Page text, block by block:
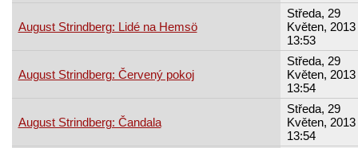
August Strindberg: Lidé na Hemsö
Středa, 29
Květen, 2013
13:53
August Strindberg: Červený pokoj
Středa, 29
Květen, 2013
13:54
August Strindberg: Čandala
Středa, 29
Květen, 2013
13:54